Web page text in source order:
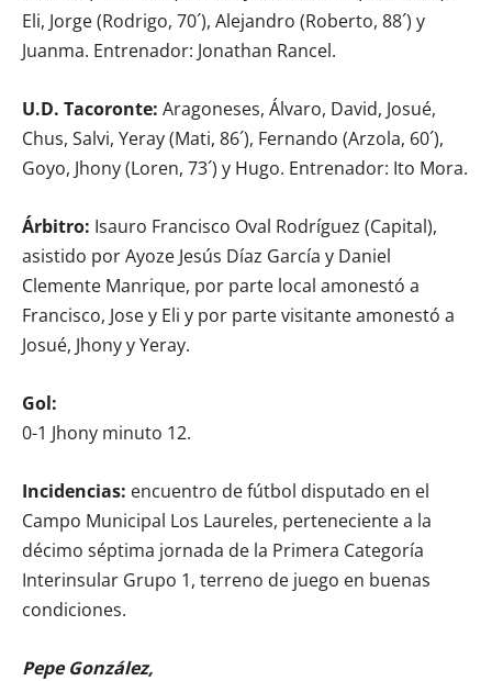
Eli, Jorge (Rodrigo, 70´), Alejandro (Roberto, 88´) y
Juanma. Entrenador: Jonathan Rancel.
U.D. Tacoronte: Aragoneses, Álvaro, David, Josué,
Chus, Salvi, Yeray (Mati, 86´), Fernando (Arzola, 60´),
Goyo, Jhony (Loren, 73´) y Hugo. Entrenador: Ito Mora.
Árbitro: Isauro Francisco Oval Rodríguez (Capital),
asistido por Ayoze Jesús Díaz García y Daniel
Clemente Manrique, por parte local amonestó a
Francisco, Jose y Eli y por parte visitante amonestó a
Josué, Jhony y Yeray.
Gol:
0-1 Jhony minuto 12.
Incidencias: encuentro de fútbol disputado en el
Campo Municipal Los Laureles, perteneciente a la
décimo séptima jornada de la Primera Categoría
Interinsular Grupo 1, terreno de juego en buenas
condiciones.
Pepe González,